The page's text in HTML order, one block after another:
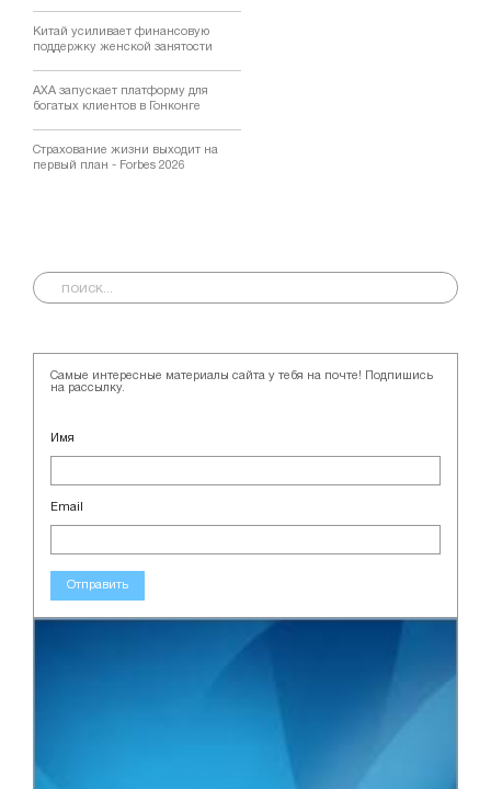
Китай усиливает финансовую
поддержку женской занятости
AXA запускает платформу для
богатых клиентов в Гонконге
Страхование жизни выходит на
первый план - Forbes 2026
Самые интересные материалы сайта у тебя на почте! Подпишись
на рассылку.
Имя
Email
Отправить